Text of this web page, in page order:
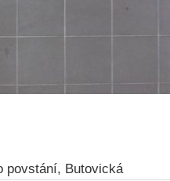
povstání, Butovická